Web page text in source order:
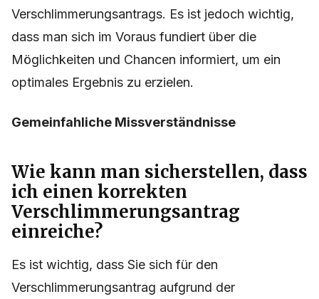
Verschlimmerungsantrags. Es ist jedoch wichtig,
dass man sich im Voraus fundiert über die
Möglichkeiten und Chancen informiert, um ein
optimales Ergebnis zu erzielen.
Gemeinfahliche Missverständnisse
Wie kann man sicherstellen, dass
ich einen korrekten
Verschlimmerungsantrag
einreiche?
Es ist wichtig, dass Sie sich für den
Verschlimmerungsantrag aufgrund der